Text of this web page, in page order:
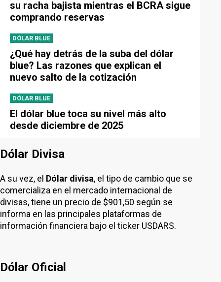
su racha bajista mientras el BCRA sigue
comprando reservas
DÓLAR BLUE
¿Qué hay detrás de la suba del dólar
blue? Las razones que explican el
nuevo salto de la cotización
DÓLAR BLUE
El dólar blue toca su nivel más alto
desde diciembre de 2025
Dólar Divisa
A su vez, el Dólar divisa, el tipo de cambio que se
comercializa en el mercado internacional de
divisas, tiene un precio de $901,50 según se
informa en las principales plataformas de
información financiera bajo el ticker USDARS.
Dólar Oficial